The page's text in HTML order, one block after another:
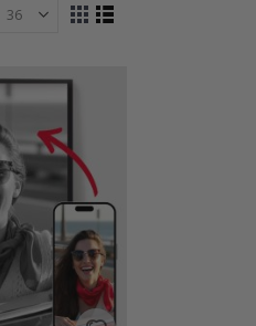
med skarp
Visa
Rutnät
Listvy